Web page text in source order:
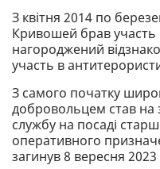
З квітня 2014 по
Кривошей брав
нагороджений
участь в
З самого початку
добровольцем став на
службу на посаді
оперативного
загинув 8 вересня 2023